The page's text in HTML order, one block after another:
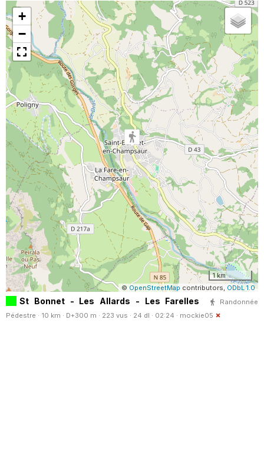
Trier par
Horodatage Photos
+
−
1 km
©OpenStreetMap contributors, ODbL 1.0
St Bonnet - Les Allards - Les Farelles
Randonnée
Pédestre · 10 km · D+300 m · 223 vus · 24 dl · 02:24 · mockie05